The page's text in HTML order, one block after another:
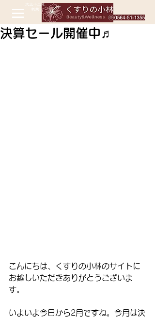
決算セール開催中♬
こんにちは、くすりの小林のサイトに
お越しいただきありがとうございま
す。
いよいよ今日から2月ですね。今月は決